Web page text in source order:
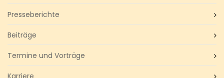
Presseberichte
Beiträge
Termine und Vorträge